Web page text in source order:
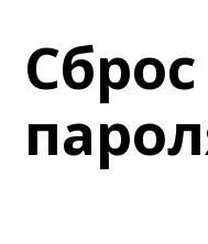
Валенсия — Сельта
25 августа (вт) в 21:00
30 августа (вс) в 19:30
Сброс